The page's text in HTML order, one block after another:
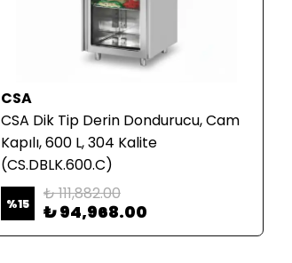
CSA
CSA Dik Tip Derin Dondurucu, Cam
Kapılı, 600 L, 304 Kalite
(CS.DBLK.600.C)
%15 ₺ 111,882.00
₺ 94,968.00